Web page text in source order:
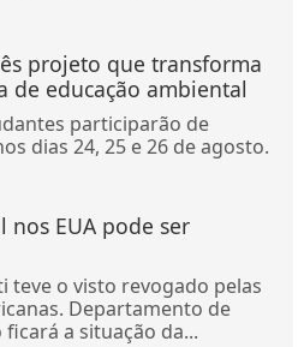
projeto que transforma
de educação ambiental
participarão de
dias 24, 25 e 26 de agosto.
nos EUA pode ser
teve o visto revogado pelas
Departamento de
a situação da...